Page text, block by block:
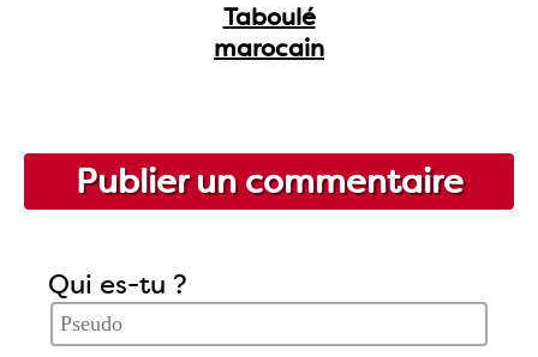
Taboulé
marocain
Publier un commentaire
Qui es-tu ?